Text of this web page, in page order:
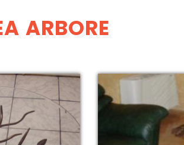
ARBORE